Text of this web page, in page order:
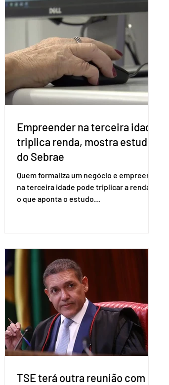
Empreender na terceira idade
triplica renda, mostra estudo
do Sebrae
Quem formaliza um negócio e empreende
na terceira idade pode triplicar a renda. É
o que aponta o estudo
Empresas (Sebrae), realizado a partir de
dados do Instituto Brasileiro de
Geografia e Estatística (IBGE). O estudo
do Sebrae mostra que, no quarto
trimestre de 2025, os empreendedores
60+ formalizados atingiram o maior
rendime
TSE terá outra reunião com